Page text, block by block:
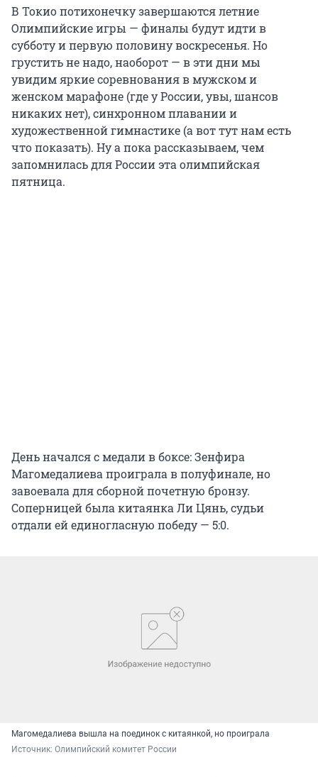
В Токио потихонечку завершаются летние
Олимпийские игры — финалы будут идти в
субботу и первую половину воскресенья. Но
грустить не надо, наоборот — в эти дни мы
увидим яркие соревнования в мужском и
женском марафоне (где у России, увы, шансов
никаких нет), синхронном плавании и
художественной гимнастике (а вот тут нам есть
что показать). Ну а пока рассказываем, чем
запомнилась для России эта олимпийская
пятница.
День начался с медали в боксе: Зенфира
Магомедалиева проиграла в полуфинале, но
завоевала для сборной почетную бронзу.
Соперницей была китаянка Ли Цянь, судьи
отдали ей единогласную победу — 5:0.
Магомедалиева вышла на поединок с китаянкой, но проиграла
Источник: Олимпийский комитет России